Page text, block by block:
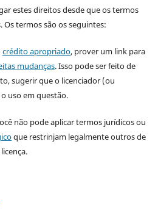
estes direitos desde que os termos
Os termos são os seguintes:
crédito apropriado, prover um link para
mudanças. Isso pode ser feito de
sugerir que o licenciador (ou
uso em questão.
não pode aplicar termos jurídicos ou
que restrinjam legalmente outros de